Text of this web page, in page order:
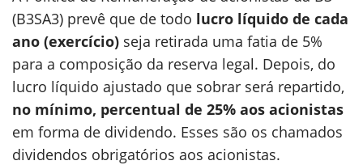
(B3SA3) prevê que de todo lucro líquido de cada
ano (exercício) seja retirada uma fatia de 5%
para a composição da reserva legal. Depois, do
lucro líquido ajustado que sobrar será repartido,
no mínimo, percentual de 25% aos acionistas
em forma de dividendo. Esses são os chamados
dividendos obrigatórios aos acionistas.